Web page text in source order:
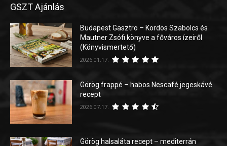
GSZT Ajánlás
Budapest Gasztro – Kordos Szabolcs és
Mautner Zsófi könyve a főváros ízeiről
(Könyvismertető)
2026.01.17.
Görög frappé – habos Nescafé jegeskávé
recept
2026.07.17.
Görög halsaláta recept – mediterrán